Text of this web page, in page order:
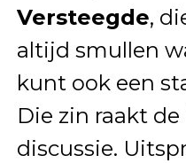
Versteegde,
altijd smullen
kunt ook een
Die zin raakt
discussie.